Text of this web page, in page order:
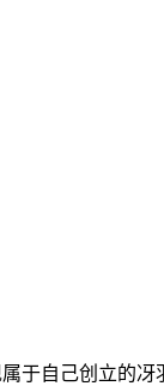
于自己创立的冴